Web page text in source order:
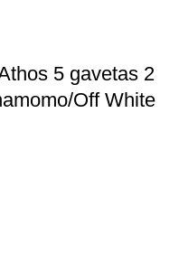
5 gavetas 2
Off White